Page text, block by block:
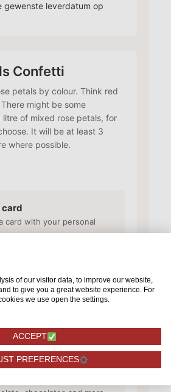
gewenste leverdatum op
Confetti
petals by colour. Think red
might be some
litre of mixed rose petals, for
It will be at least 3
where possible.
card with your personal
of our visitor data, to improve our website,
to give you a great website experience. For
we use open the settings.
ACCEPT
PREFERENCES